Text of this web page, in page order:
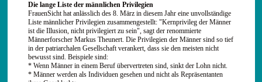
Die lange Liste der männlichen Privilegien
FrauenSicht hat anlässlich des 8. März in diesem Jahr eine unvollständige
Liste männlicher Privilegien zusammengestellt: "Kernprivileg der Männer
ist die Illusion, nicht privilegiert zu sein", sagt der renommierte
Männerforscher Markus Theunert. Die Privilegien der Männer sind so tief
in der patriarchalen Gesellschaft verankert, dass sie den meisten nicht
bewusst sind. Beispiele sind:
* Wenn Männer in einem Beruf übervertreten sind, sinkt der Lohn nicht.
* Männer werden als Individuen gesehen und nicht als Repräsentanten